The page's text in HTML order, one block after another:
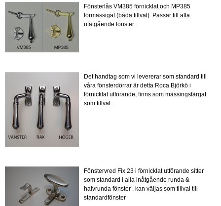
Fönsterlås VM385 förnicklat och MP385
förmässigat (båda tillval). Passar till alla
utåtgående fönster.
Det handtag som vi levererar som standard till
våra fönsterdörrar är detta Roca Björkö i
förnicklat utförande, finns som mässingsfärgat
som tillval.
Fönstervred Fix 23 i förnicklat utförande sitter
som standard i alla inåtgående runda &
halvrunda fönster , kan väljas som tillval till
standardfönster